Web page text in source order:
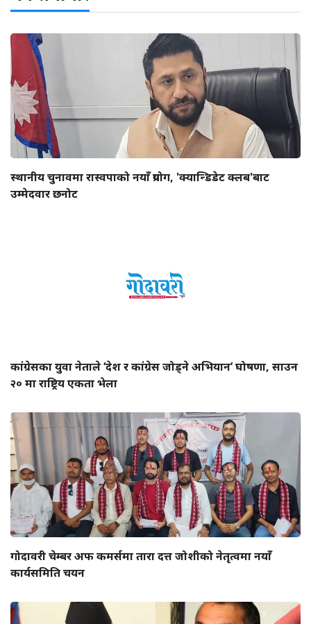
स्थानीय चुनावमा रास्वपाको नयाँ प्रयोग, 'क्यान्डिडेट क्लब'बाट
उम्मेदवार छनोट
कांग्रेसका युवा नेताले ‘देश र कांग्रेस जोड्ने अभियान’ घोषणा, साउन
२० मा राष्ट्रिय एकता भेला
गोदावरी चेम्बर अफ कमर्समा तारा दत्त जोशीको नेतृत्वमा नयाँ
कार्यसमिति चयन